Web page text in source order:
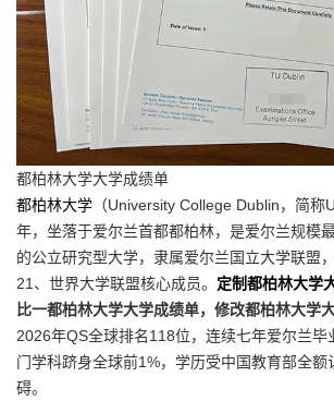
都柏林大学大学成绩单
都柏林大学 （University College Dublin，简称
年，坐落于爱尔兰首都都柏林，是爱尔兰规模
的公立研究型大学，隶属爱尔兰国立大学联盟
21、世界大学联盟核心成员。 定制都柏林大学
比一都柏林大学大学成绩单，修改都柏林大学
2026年QS全球排名118位，连续七年爱尔兰毕
门学科跻身全球前1%，学历受中国教育部全额
碍。